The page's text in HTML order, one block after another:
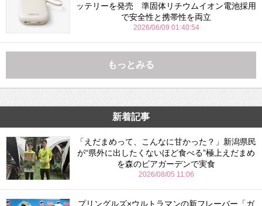
ッテリーを発売 準固体リチウムイオン電池採用
で安全性と携帯性を両立
2026/06/09 01:40:54
もっとみる
新着記事
「えだまめって、こんなに甘かった？」新潟県民
が“県外に出したくないほど食べる”極上えだまめ
を森のビアガーデンで実食
2026/08/05 11:06
プリングルズ×ウルトラマンの新フレーバー「ガ